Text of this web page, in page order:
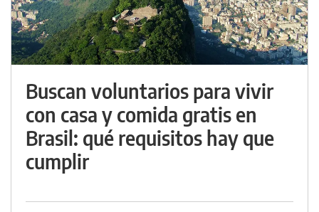
Buscan voluntarios para vivir
con casa y comida gratis en
Brasil: qué requisitos hay que
cumplir